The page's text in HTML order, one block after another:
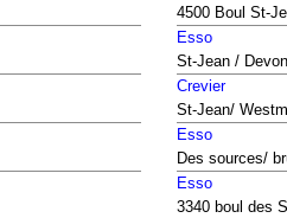
4500 Boul St-
Esso
St-Jean / Devon
Crevier
St-Jean/
Esso
Des sources/
Esso
3340 boul des